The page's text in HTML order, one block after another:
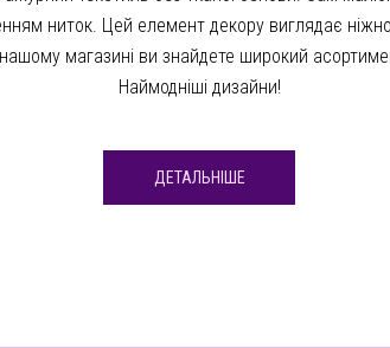
ниток. Цей елемент декору виглядає
магазині ви знайдете широкий
Наймодніші дизайни!
ДЕТАЛЬНІШЕ